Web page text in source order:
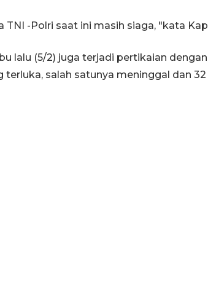
TNI -Polri saat ini masih siaga, "kata
lalu (5/2) juga terjadi pertikaian
terluka, salah satunya meninggal dan